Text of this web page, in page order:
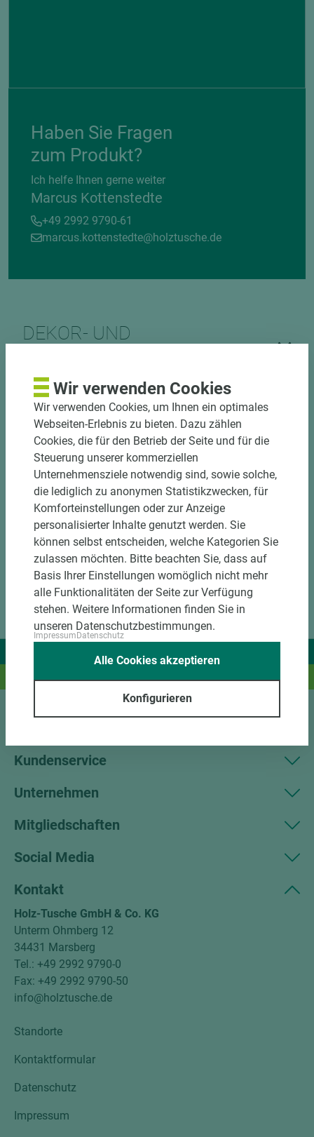
Haben Sie Fragen
zum Produkt?
Ich helfe Ihnen gerne weiter
Marcus Kottenstedte
+49 2992 9790-61
marcus.kottenstedte@holztusche.de
DEKOR- UND
DOWNLOADS
Und das passende Holz dazu.
Kundenservice
Unternehmen
Mitgliedschaften
Social Media
Kontakt
Holz-Tusche GmbH & Co. KG
Unterm Ohmberg 12
34431 Marsberg
Tel.: +49 2992 9790-0
Fax: +49 2992 9790-50
info@holztusche.de
Standorte
Kontaktformular
Datenschutz
Impressum
Wir verwenden Cookies
Wir verwenden Cookies, um Ihnen ein optimales
Webseiten-Erlebnis zu bieten. Dazu zählen
Cookies, die für den Betrieb der Seite und für die
Steuerung unserer kommerziellen
Unternehmensziele notwendig sind, sowie solche,
die lediglich zu anonymen Statistikzwecken, für
Komforteinstellungen oder zur Anzeige
personalisierter Inhalte genutzt werden. Sie
können selbst entscheiden, welche Kategorien Sie
zulassen möchten. Bitte beachten Sie, dass auf
Basis Ihrer Einstellungen womöglich nicht mehr
alle Funktionalitäten der Seite zur Verfügung
stehen. Weitere Informationen finden Sie in
unseren Datenschutzbestimmungen.
ImpressumDatenschutz
Konfigurieren
Alle Cookies akzeptieren